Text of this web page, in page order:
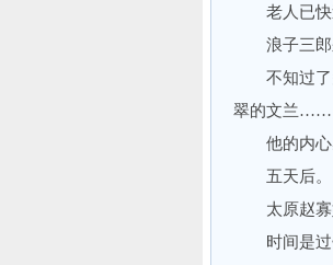
老人已快
浪子三郎
不知过了多
翠的文兰……
他的内心
五天后。
太原赵寡
时间是过